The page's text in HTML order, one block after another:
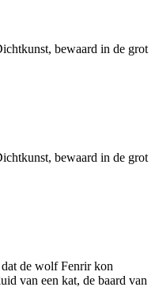
bewaard in de grot
bewaard in de grot
de wolf Fenrir kon
van een kat, de baard van